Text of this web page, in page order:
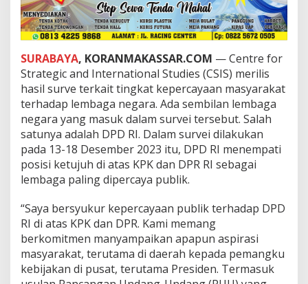
h
a
d
a
p
P
D
d
i
A
t
a
s
K
d
a
n
D
P
R
SURABAYA, KORANMAKASSAR.COM — Centre for
Strategic and International Studies (CSIS) merilis
hasil surve terkait tingkat kepercayaan masyarakat
terhadap lembaga negara. Ada sembilan lembaga
negara yang masuk dalam survei tersebut. Salah
satunya adalah DPD RI. Dalam survei dilakukan
pada 13-18 Desember 2023 itu, DPD RI menempati
posisi ketujuh di atas KPK dan DPR RI sebagai
lembaga paling dipercaya publik.
“Saya bersyukur kepercayaan publik terhadap DPD
RI di atas KPK dan DPR. Kami memang
berkomitmen manyampaikan apapun aspirasi
masyarakat, terutama di daerah kepada pemangku
kebijakan di pusat, terutama Presiden. Termasuk